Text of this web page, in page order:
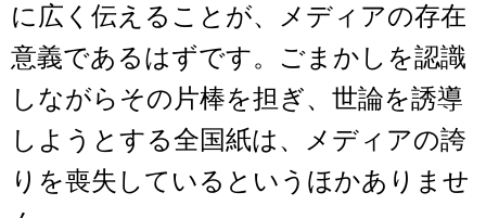
に広く伝えることが、メディアの存在
意義であるはずです。ごまかしを認識
しながらその片棒を担ぎ、世論を誘導
しようとする全国紙は、メディアの誇
りを喪失しているというほかありませ